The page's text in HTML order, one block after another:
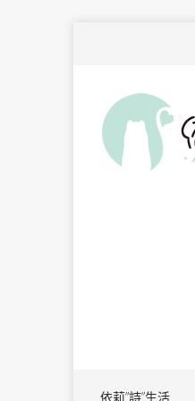
依莉”詩”生活